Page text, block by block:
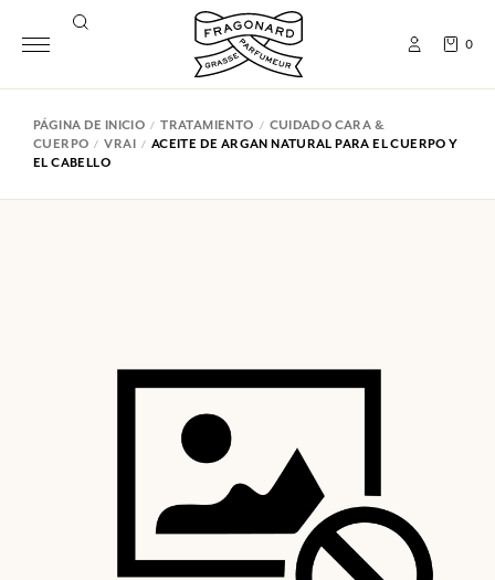
0
PÁGINA DE INICIO TRATAMIENTO
CUIDADO CARA &
CUERPO
VRAI
ACEITE DE ARGAN NATURAL PARA EL CUERPO Y
EL CABELLO